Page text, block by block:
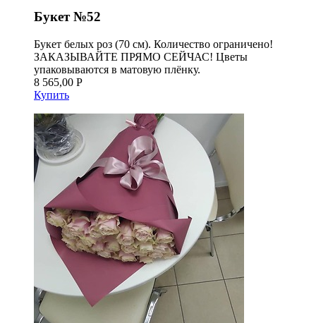
Букет №52
Букет белых роз (70 см). Количество ограничено!
ЗАКАЗЫВАЙТЕ ПРЯМО СЕЙЧАС! Цветы
упаковываются в матовую плёнку.
8 565,00 Р
Купить